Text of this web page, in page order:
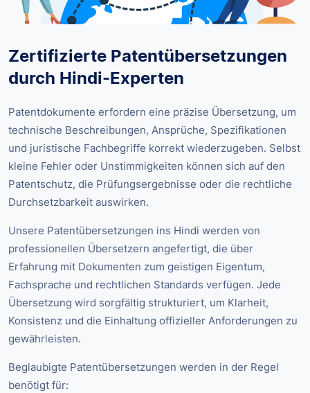
Zertifizierte Patentübersetzungen
durch Hindi-Experten
Patentdokumente erfordern eine präzise Übersetzung, um
technische Beschreibungen, Ansprüche, Spezifikationen
und juristische Fachbegriffe korrekt wiederzugeben. Selbst
kleine Fehler oder Unstimmigkeiten können sich auf den
Patentschutz, die Prüfungsergebnisse oder die rechtliche
Durchsetzbarkeit auswirken.
Unsere Patentübersetzungen ins Hindi werden von
professionellen Übersetzern angefertigt, die über
Erfahrung mit Dokumenten zum geistigen Eigentum,
Fachsprache und rechtlichen Standards verfügen. Jede
Übersetzung wird sorgfältig strukturiert, um Klarheit,
Konsistenz und die Einhaltung offizieller Anforderungen zu
gewährleisten.
Beglaubigte Patentübersetzungen werden in der Regel
benötigt für: